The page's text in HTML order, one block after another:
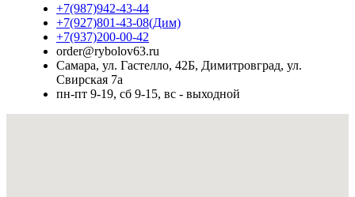
+7(987)942-43-44
+7(927)801-43-08(Дим)
+7(937)200-00-42
order@rybolov63.ru
Самара, ул. Гастелло, 42Б, Димитровград, ул.
Свирская 7а
пн-пт 9-19, сб 9-15, вс - выходной